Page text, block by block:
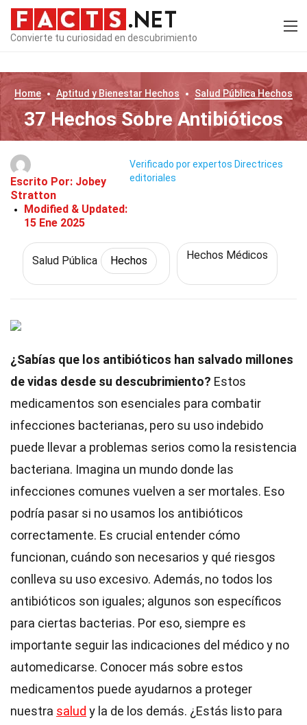
Convierte tu curiosidad en descubrimiento
Home Aptitud y Bienestar Hechos Salud Pública Hechos
37 Hechos Sobre Antibióticos
Escrito Por: Jobey
Stratton
Modified & Updated:
15 Ene 2025
Verificado por expertos Directrices
editoriales
Salud Pública Hechos Hechos Médicos
¿Sabías que los antibióticos han salvado millones
de vidas desde su descubrimiento? Estos
medicamentos son esenciales para combatir
infecciones bacterianas, pero su uso indebido
puede llevar a problemas serios como la resistencia
bacteriana. Imagina un mundo donde las
infecciones comunes vuelven a ser mortales. Eso
podría pasar si no usamos los antibióticos
correctamente. Es crucial entender cómo
funcionan, cuándo son necesarios y qué riesgos
conlleva su uso excesivo. Además, no todos los
antibióticos son iguales; algunos son específicos
para ciertas bacterias. Por eso, siempre es
importante seguir las indicaciones del médico y no
automedicarse. Conocer más sobre estos
medicamentos puede ayudarnos a proteger
nuestra salud y la de los demás. ¿Estás listo para